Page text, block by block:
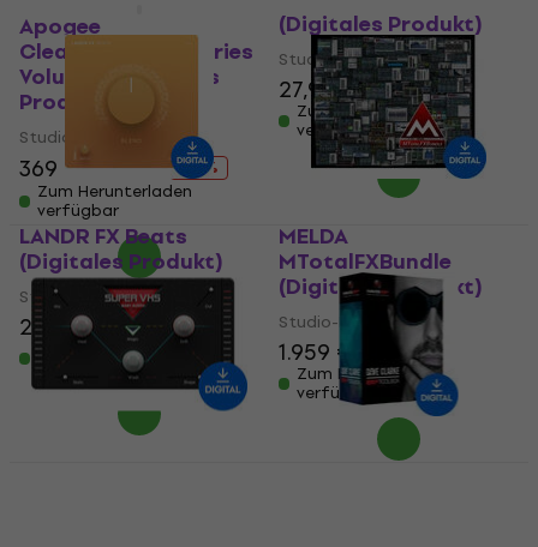
Apogee
Clearmountain Series
Volume 1 (Digitales
Produkt)
Studio-Effekt-Plugin
369 €390 €
- 5 %
Zum Herunterladen
verfügbar
(Digitales Produkt)
Studio-Effekt-Plugin
27,90 €
Zum Herunterladen
verfügbar
LANDR FX Beats
(Digitales Produkt)
Studio-Effekt-Plugin
23,70 €
Zum Herunterladen
verfügbar
MELDA
MTotalFXBundle
(Digitales Produkt)
Studio-Effekt-Plugin
1.959 €
Zum Herunterladen
verfügbar